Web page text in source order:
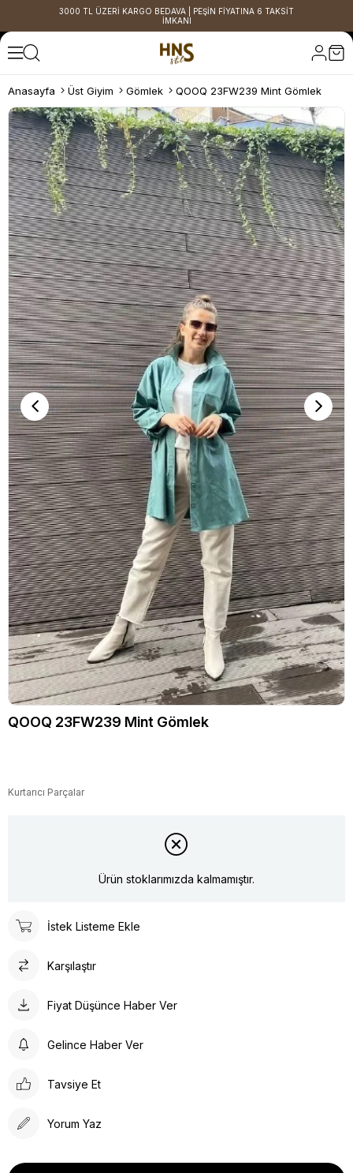
3000 TL ÜZERİ KARGO BEDAVA | PEŞİN FİYATINA 6 TAKSİT
İMKANI
Anasayfa Üst Giyim Gömlek QOOQ 23FW239 Mint Gömlek
QOOQ 23FW239 Mint Gömlek
Kurtarıcı Parçalar
Ürün stoklarımızda kalmamıştır.
İstek Listeme Ekle
Karşılaştır
Fiyat Düşünce Haber Ver
Gelince Haber Ver
Tavsiye Et
Yorum Yaz